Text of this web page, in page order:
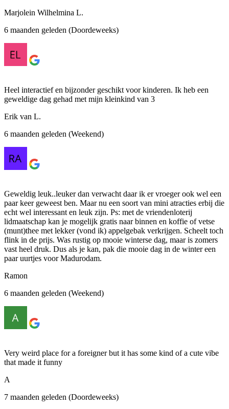
Marjolein Wilhelmina L.
6 maanden geleden (Doordeweeks)
Heel interactief en bijzonder geschikt voor kinderen. Ik heb een
geweldige dag gehad met mijn kleinkind van 3
Erik van L.
6 maanden geleden (Weekend)
Geweldig leuk..leuker dan verwacht daar ik er vroeger ook wel een
paar keer geweest ben. Maar nu een soort van mini atracties erbij die
echt wel interessant en leuk zijn. Ps: met de vriendenloterij
lidmaatschap kan je mogelijk gratis naar binnen en koffie of vetse
(munt)thee met lekker (vond ik) appelgebak verkrijgen. Scheelt toch
flink in de prijs. Was rustig op mooie winterse dag, maar is zomers
vast heel druk. Dus als je kan, pak die mooie dag in de winter een
paar uurtjes voor Madurodam.
Ramon
6 maanden geleden (Weekend)
Very weird place for a foreigner but it has some kind of a cute vibe
that made it funny
A
7 maanden geleden (Doordeweeks)